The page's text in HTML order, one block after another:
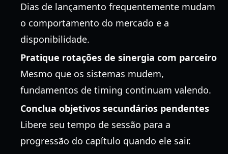
Dias de lançamento frequentemente mudam
o comportamento do mercado e a
disponibilidade.
Pratique rotações de sinergia com parceiro
Mesmo que os sistemas mudem,
fundamentos de timing continuam valendo.
Conclua objetivos secundários pendentes
Libere seu tempo de sessão para a
progressão do capítulo quando ele sair.